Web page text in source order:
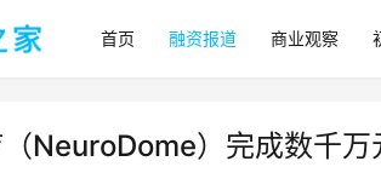
首页 融资报道 商业观察
NeuroDome）完成数千万